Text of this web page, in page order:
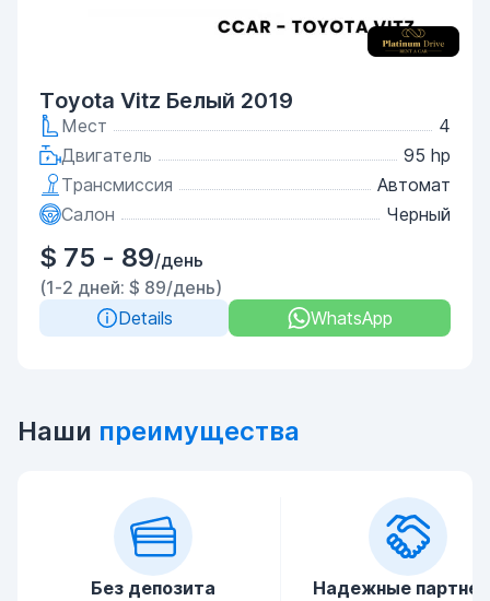
Toyota Vitz Белый 2019
Мест
4
Двигатель
95 hp
Трансмиссия
Автомат
Салон
Черный
$ 75 - 89/день
(1-2 дней: $ 89/день)
Details
WhatsApp
Наши преимущества
Без депозита Надежные